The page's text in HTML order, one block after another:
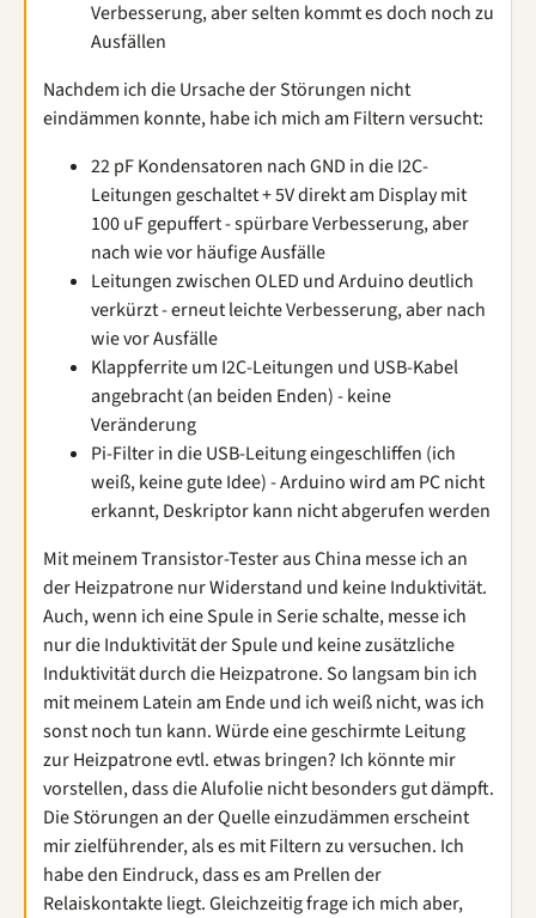
Verbesserung, aber selten kommt es doch noch zu
Ausfällen
Nachdem ich die Ursache der Störungen nicht
eindämmen konnte, habe ich mich am Filtern versucht:
22 pF Kondensatoren nach GND in die I2C-
Leitungen geschaltet + 5V direkt am Display mit
100 uF gepuffert - spürbare Verbesserung, aber
nach wie vor häufige Ausfälle
Leitungen zwischen OLED und Arduino deutlich
verkürzt - erneut leichte Verbesserung, aber nach
wie vor Ausfälle
Klappferrite um I2C-Leitungen und USB-Kabel
angebracht (an beiden Enden) - keine
Veränderung
Pi-Filter in die USB-Leitung eingeschliffen (ich
weiß, keine gute Idee) - Arduino wird am PC nicht
erkannt, Deskriptor kann nicht abgerufen werden
Mit meinem Transistor-Tester aus China messe ich an
der Heizpatrone nur Widerstand und keine Induktivität.
Auch, wenn ich eine Spule in Serie schalte, messe ich
nur die Induktivität der Spule und keine zusätzliche
Induktivität durch die Heizpatrone. So langsam bin ich
mit meinem Latein am Ende und ich weiß nicht, was ich
sonst noch tun kann. Würde eine geschirmte Leitung
zur Heizpatrone evtl. etwas bringen? Ich könnte mir
vorstellen, dass die Alufolie nicht besonders gut dämpft.
Die Störungen an der Quelle einzudämmen erscheint
mir zielführender, als es mit Filtern zu versuchen. Ich
habe den Eindruck, dass es am Prellen der
Relaiskontakte liegt. Gleichzeitig frage ich mich aber,